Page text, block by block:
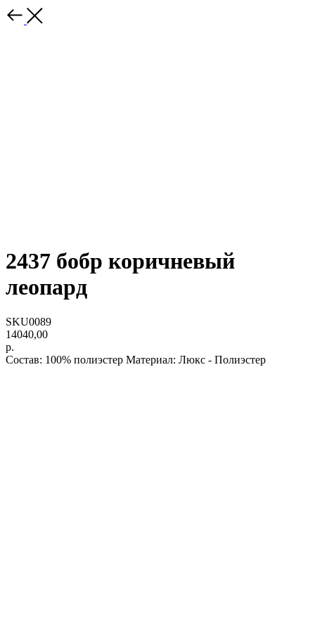
2437 бобр коричневый
леопард
SKU0089
14040,00
р.
Состав: 100% полиэстер Материал: Люкс - Полиэстер